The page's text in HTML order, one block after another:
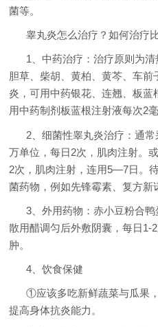
菌等。
睾丸炎怎么治疗？如何治疗
1、中药治疗：治疗原则为
胆草、柴胡、黄柏、黄芩、车
炎，可用中药银花、连翘、板
用中药制剂板蓝根注射液每次2
2、细菌性睾丸炎治疗：通
万单位，每日2次，肌肉注射。
2次，肌肉注射，连用5—7日。
菌药物，例如先锋霉素、复方新
3、外用药物：赤小豆粉合
散用醋调匀后外敷阴囊，每日1-
肿。
4、饮食保健
①应该多吃新鲜蔬菜与瓜果
提高身体抗炎能力。